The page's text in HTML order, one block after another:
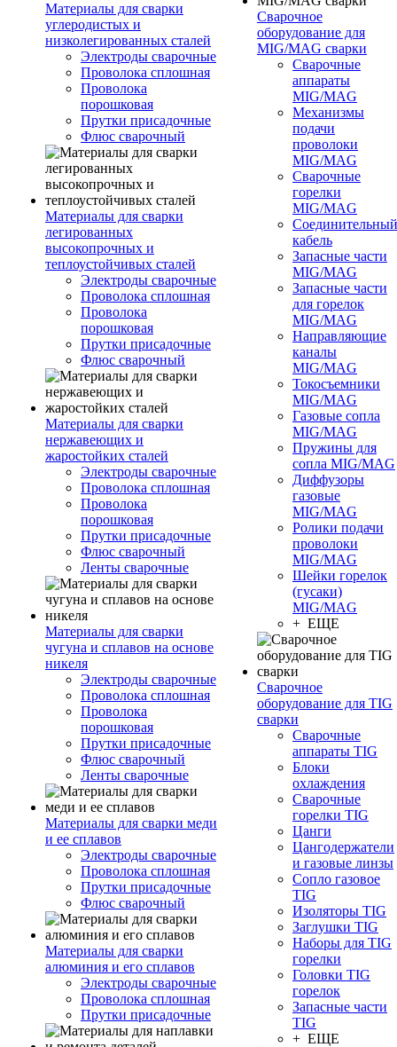
Материалы для сварки
углеродистых и
низколегированных сталей
Электроды сварочные
Проволока сплошная
Проволока
порошковая
Прутки присадочные
Флюс сварочный
Материалы для сварки
легированных
высокопрочных и
теплоустойчивых сталей
Электроды сварочные
Проволока сплошная
Проволока
порошковая
Прутки присадочные
Флюс сварочный
Материалы для сварки
нержавеющих и
жаростойких сталей
Электроды сварочные
Проволока сплошная
Проволока
порошковая
Прутки присадочные
Флюс сварочный
Ленты сварочные
Материалы для сварки
чугуна и сплавов на основе
никеля
Электроды сварочные
Проволока сплошная
Проволока
порошковая
Прутки присадочные
Флюс сварочный
Ленты сварочные
Материалы для сварки меди
и ее сплавов
Электроды сварочные
Проволока сплошная
Прутки присадочные
Флюс сварочный
Материалы для сварки
алюминия и его сплавов
Электроды сварочные
Проволока сплошная
Прутки присадочные
Сварочное
оборудование для
MIG/MAG сварки
Сварочные
аппараты
MIG/MAG
Механизмы
подачи
проволоки
MIG/MAG
Сварочные
горелки
MIG/MAG
Соединительный
кабель
Запасные части
MIG/MAG
Запасные части
для горелок
MIG/MAG
Направляющие
каналы
MIG/MAG
Токосъемники
MIG/MAG
Газовые сопла
MIG/MAG
Пружины для
сопла MIG/MAG
Диффузоры
газовые
MIG/MAG
Ролики подачи
проволоки
MIG/MAG
Шейки горелок
(гусаки)
MIG/MAG
+ ЕЩЕ
Сварочное
оборудование для TIG
сварки
Сварочные
аппараты TIG
Блоки
охлаждения
Сварочные
горелки TIG
Цанги
Цангодержатели
и газовые линзы
Сопло газовое
TIG
Изоляторы TIG
Заглушки TIG
Наборы для TIG
горелки
Головки TIG
горелок
Запасные части
TIG
+ ЕЩЕ